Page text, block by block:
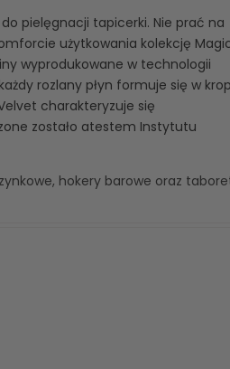
pielęgnacji tapicerki. Nie prać na
użytkowania kolekcję
wyprodukowane w technologii
rozlany płyn formuje się w
charakteryzuje się
zostało atestem Instytutu
, hokery barowe oraz